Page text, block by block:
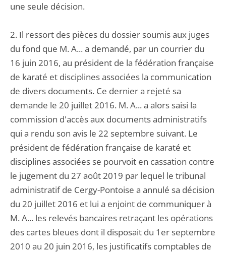
une seule décision.
2. Il ressort des pièces du dossier soumis aux juges
du fond que M. A... a demandé, par un courrier du
16 juin 2016, au président de la fédération française
de karaté et disciplines associées la communication
de divers documents. Ce dernier a rejeté sa
demande le 20 juillet 2016. M. A... a alors saisi la
commission d'accès aux documents administratifs
qui a rendu son avis le 22 septembre suivant. Le
président de fédération française de karaté et
disciplines associées se pourvoit en cassation contre
le jugement du 27 août 2019 par lequel le tribunal
administratif de Cergy-Pontoise a annulé sa décision
du 20 juillet 2016 et lui a enjoint de communiquer à
M. A... les relevés bancaires retraçant les opérations
des cartes bleues dont il disposait du 1er septembre
2010 au 20 juin 2016, les justificatifs comptables de